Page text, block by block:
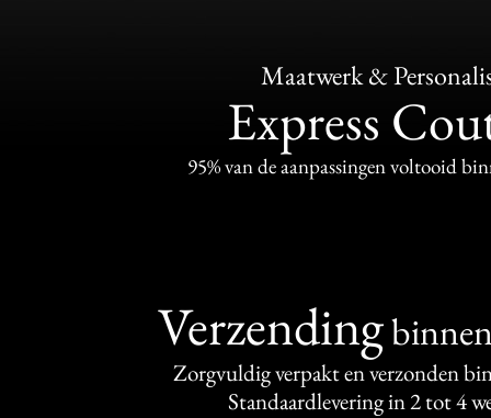
Maatwerk &
Express
95% van de aanpassingen voltooid
Verzending
Zorgvuldig verpakt en verzonden
Standaardlevering in 2 tot 4